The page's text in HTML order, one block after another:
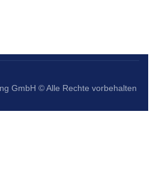
GmbH © Alle Rechte vorbehalten